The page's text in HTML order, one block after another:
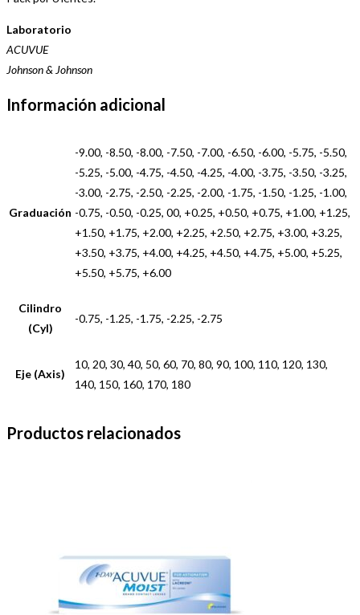
Laboratorio
ACUVUE
Johnson & Johnson
Información adicional
Graduación
-9.00, -8.50, -8.00, -7.50, -7.00, -6.50, -6.00, -5.75, -5.50,
-5.25, -5.00, -4.75, -4.50, -4.25, -4.00, -3.75, -3.50, -3.25,
-3.00, -2.75, -2.50, -2.25, -2.00, -1.75, -1.50, -1.25, -1.00,
-0.75, -0.50, -0.25, 00, +0.25, +0.50, +0.75, +1.00, +1.25,
+1.50, +1.75, +2.00, +2.25, +2.50, +2.75, +3.00, +3.25,
+3.50, +3.75, +4.00, +4.25, +4.50, +4.75, +5.00, +5.25,
+5.50, +5.75, +6.00
Cilindro
(Cyl)
-0.75, -1.25, -1.75, -2.25, -2.75
Eje (Axis)
10, 20, 30, 40, 50, 60, 70, 80, 90, 100, 110, 120, 130,
140, 150, 160, 170, 180
Productos relacionados